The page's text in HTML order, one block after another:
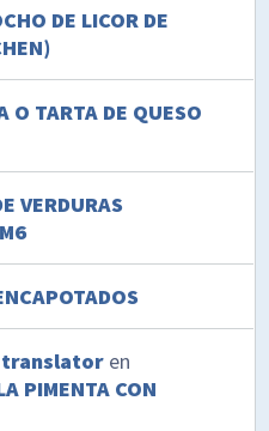
DE LICOR DE
O TARTA DE QUESO
VERDURAS
translator en
PIMENTA CON